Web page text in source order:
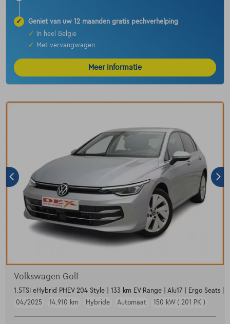
✓
Geniet van uw 12 maanden gratis pechverhelping
✓
In heel België
✓
Met vervangwagen
Meer informatie
Volkswagen Golf
1.5TSI eHybrid PHEV 204 Style | 133 km EV Range | Alu17 | Ergo Seats |
04/2025
14.910 km Hybride Automaat 150 kW ( 201 PK )